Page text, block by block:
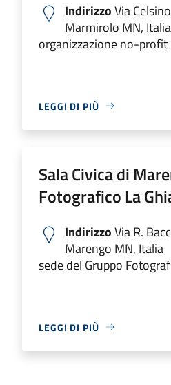
IndirizzoVia
Marmirolo MN, Italia
organizzazione no-profit
LEGGI DI PIÙ
Sala Civica di
Fotografico La
IndirizzoVia R.
Marengo MN, Italia
sede del Gruppo
LEGGI DI PIÙ